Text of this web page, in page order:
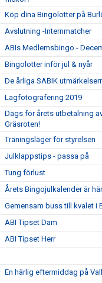
Köp dina Bingolotter på
Avslutning -Internmatcher
ABIs Medlemsbingo -
Bingolotter inför jul & nyår
De årliga SABIK
Lagfotografering 2019
Dags för årets utbetalning
Gräsroten!
Träningsläger för styrelsen
Julklappstips - passa på
Tung förlust
Årets Bingojulkalender är
Gemensam buss till kvalet i
ABI Tipset Dam
ABI Tipset Herr
En härlig eftermiddag på